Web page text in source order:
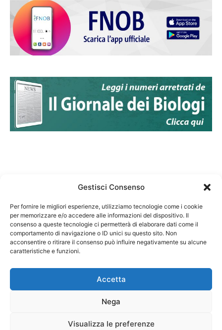
Gestisci Consenso
Per fornire le migliori esperienze, utilizziamo tecnologie come i cookie
per memorizzare e/o accedere alle informazioni del dispositivo. Il
consenso a queste tecnologie ci permetterà di elaborare dati come il
comportamento di navigazione o ID unici su questo sito. Non
acconsentire o ritirare il consenso può influire negativamente su alcune
caratteristiche e funzioni.
Accetta
Nega
Visualizza le preferenze
Federazione Nazionale Degli Ordini dei Biologi:
codice fiscale 80069130583
Responsabile sito internet www.fnob.it:
Privacy Policy Cookie Policy